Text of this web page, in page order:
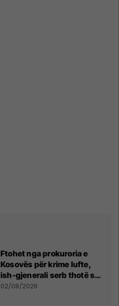
Ftohet nga prokuroria e
Kosovës për krime lufte,
ish-gjenerali serb thotë se
dikush e tradhtoi në
02/08/2026